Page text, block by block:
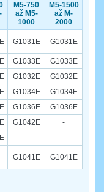
M5-750
až M5-
1000
M5-1500
až M-
2000
G1031E G1031E
G1033E
G1033E
G1032E
G1032E
G1034E
G1034E
G1036E
G1036E
G1042E
-
-
-
G1041E G1041E